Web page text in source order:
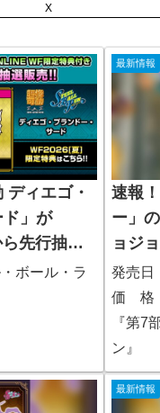
X
ディエゴ・
」が
先行抽選
ジョの奇妙
ール・ボ
ボール・ラ
最新情報
速報
ー」
ョジ
ティ
発売日
価 格
『第7
ン』
最新情報